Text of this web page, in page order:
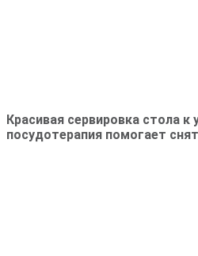
Красивая сервировка стола к
посудотерапия помогает